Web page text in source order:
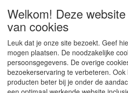
BEDRIJF & INFO
Contact
Bedrijfsinfo
Portfolio
Disclaimer
Statement & Milieu
Taarten gemaakt met Dummies
Welkom! Deze
van cookies
Leuk dat je onze site bezoekt. Geef
mogen plaatsen. De noodzakelijke
persoonsgegevens. De overige
bezoekerservaring te verbeteren.
producten beter bij je onder de